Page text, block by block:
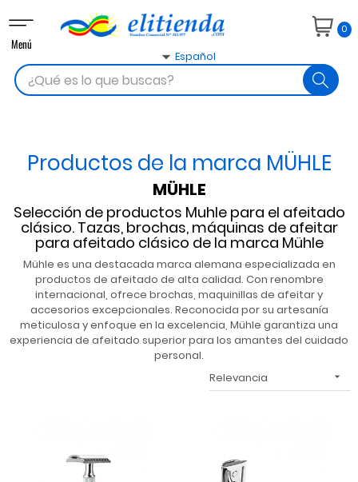
Navegación
de
palanca
Menú
0
Español

Productos de la marca MÜHLE
MÜHLE
Selección de productos Muhle para el afeitado
clásico. Tazas, brochas, máquinas de afeitar
para afeitado clásico de la marca Mühle
Mühle es una destacada marca alemana especializada en
productos de afeitado de alta calidad. Con renombre
internacional, ofrece brochas, maquinillas de afeitar y
accesorios excepcionales. Reconocida por su artesanía
meticulosa y enfoque en la excelencia, Mühle garantiza una
experiencia de afeitado superior para los amantes del cuidado
personal.
Relevancia
